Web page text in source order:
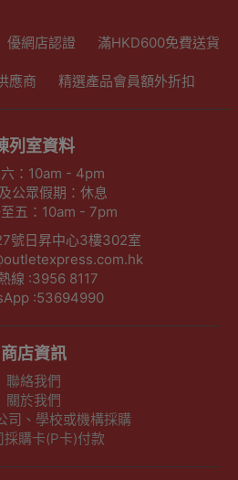
優網店認證 滿HKD600免費送貨
應商 精選產品會員額外折扣
列室資料
：10am - 4pm
公眾假期：休息
五：10am - 7pm
號日昇中心3樓302室
線 :3956 8117
:53694990
商店資訊
聯絡我們
關於我們
司、學校或機構採購
採購卡(P卡)付款